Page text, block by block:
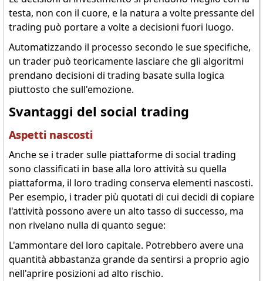
testa, non con il cuore, e la natura a volte pressante del
trading può portare a volte a decisioni fuori luogo.
Automatizzando il processo secondo le sue specifiche,
un trader può teoricamente lasciare che gli algoritmi
prendano decisioni di trading basate sulla logica
piuttosto che sull'emozione.
Svantaggi del social trading
Aspetti nascosti
Anche se i trader sulle piattaforme di social trading
sono classificati in base alla loro attività su quella
piattaforma, il loro trading conserva elementi nascosti.
Per esempio, i trader più quotati di cui decidi di copiare
l'attività possono avere un alto tasso di successo, ma
non rivelano nulla di quanto segue:
L'ammontare del loro capitale. Potrebbero avere una
quantità abbastanza grande da sentirsi a proprio agio
nell'aprire posizioni ad alto rischio.